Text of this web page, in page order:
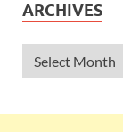
ARCHIVES